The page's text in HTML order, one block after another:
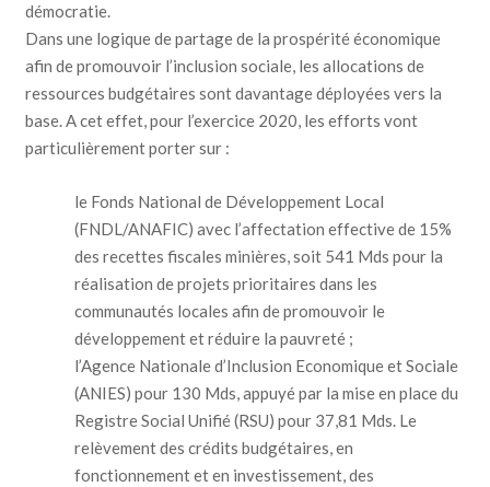
démocratie.
Dans une logique de partage de la prospérité économique
afin de promouvoir l’inclusion sociale, les allocations de
ressources budgétaires sont davantage déployées vers la
base. A cet effet, pour l’exercice 2020, les efforts vont
particulièrement porter sur :
le Fonds National de Développement Local
(FNDL/ANAFIC) avec l’affectation effective de 15%
des recettes fiscales minières, soit 541 Mds pour la
réalisation de projets prioritaires dans les
communautés locales afin de promouvoir le
développement et réduire la pauvreté ;
l’Agence Nationale d’Inclusion Economique et Sociale
(ANIES) pour 130 Mds, appuyé par la mise en place du
Registre Social Unifié (RSU) pour 37,81 Mds. Le
relèvement des crédits budgétaires, en
fonctionnement et en investissement, des